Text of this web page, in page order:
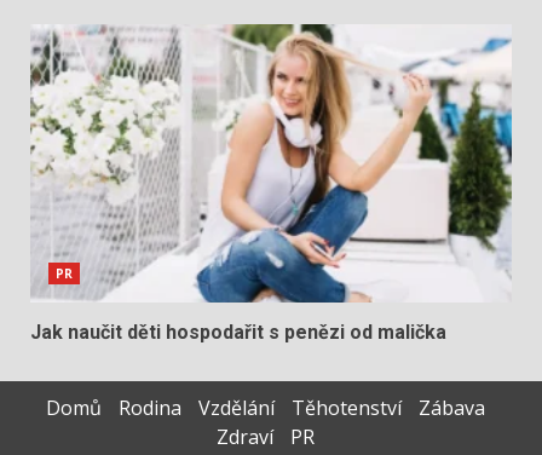
PR
Jak naučit děti hospodařit s penězi od malička
Domů Rodina Vzdělání Těhotenství
Zábava
Zdraví
PR